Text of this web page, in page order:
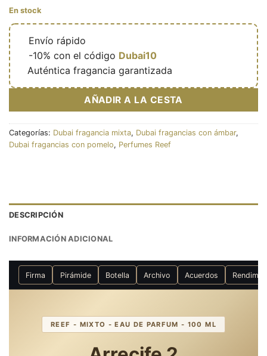
En stock
Envío rápido
-10% con el código Dubai10
Auténtica fragancia garantizada
AÑADIR A LA CESTA
Categorías: Dubai fragancia mixta, Dubai fragancias con ámbar,
Dubai fragancias con pomelo, Perfumes Reef
DESCRIPCIÓN
INFORMACIÓN ADICIONAL
Firma Pirámide Botella Archivo Acuerdos
REEF - MIXTO - EAU DE PARFUM - 100 ML